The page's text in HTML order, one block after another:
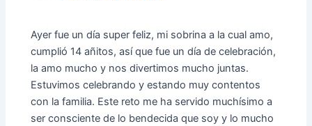
Ayer fue un día super feliz, mi sobrina a la cual amo,
cumplió 14 añitos, así que fue un día de celebración,
la amo mucho y nos divertimos mucho juntas.
Estuvimos celebrando y estando muy contentos
con la familia. Este reto me ha servido muchísimo a
ser consciente de lo bendecida que soy y lo mucho